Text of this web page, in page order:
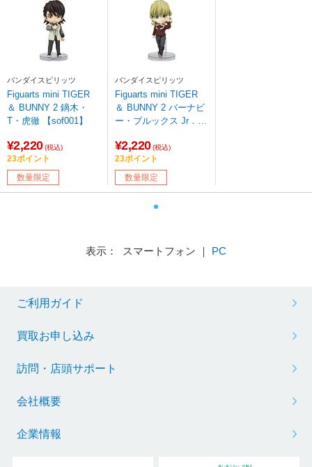
バンダイスピリッツ
Figuarts mini TIGER
＆ BUNNY 2 鏑木・
T・虎徹 【sof001】
¥2,220 (税込)
23ポイント
数量限定
バンダイスピリッツ
Figuarts mini TIGER
＆ BUNNY 2 バーナビ
ー・ブルックス Jr．
¥2,220 (税込)
23ポイント
数量限定
表示： スマートフォン ｜ PC
ご利用ガイド
買取お申し込み
訪問・店頭サポート
会社概要
企業情報